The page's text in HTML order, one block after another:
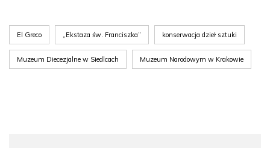
El Greco „Ekstaza św. Franciszka” konserwacja dzieł sztuki
Muzeum Diecezjalne w Siedlcach Muzeum Narodowym w Krakowie